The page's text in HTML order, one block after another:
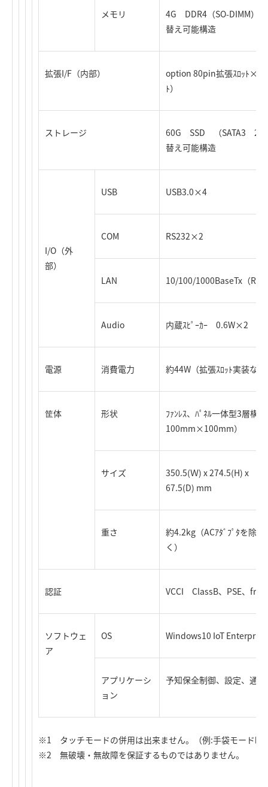
メモリ
4G DDR4（SO-DIMM）
替え可能構造
拡張I/F（内部）
option 80pin拡張ｽﾛｯﾄ×1
ﾄ）
ストレージ
60G SSD （SATA3
替え可能構造
I/O（外
部）
USB USB3.0×4
COM RS232×2
LAN 10/100/1000BaseTx（
Audio 内蔵ｽﾋﾟｰｶｰ 0.6W×2
電源 消費電力 約44W（拡張ｽﾛｯﾄ実装な
筐体 形状
ﾌｧﾝﾚｽ、ﾊﾟﾈﾙ一体型3層構
100mm×100mm）
サイズ
350.5(Ｗ) x 274.5(H) x
67.5(D) mm
重さ
約4.2kg（ACｱﾀﾞﾌﾟﾀを除
く）
認証 VCCI ClassB、PSE、
ソフトウェ
ア
OS Windows10 IoT Enterprise
アプリケーシ
ョン
予知保全制御、設定、通
※1 タッチモードの併用は出来ません。（例:手袋モード時
※2 無破壊・無故障を保証するものではありません。